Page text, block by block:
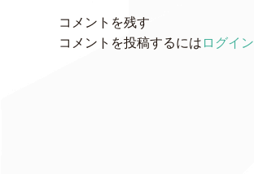
コメントを残す
コメントを投稿するには ログイン